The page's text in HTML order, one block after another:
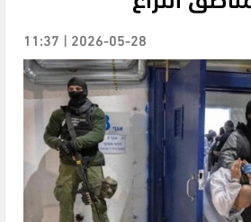
2026-05-28 | 11:37